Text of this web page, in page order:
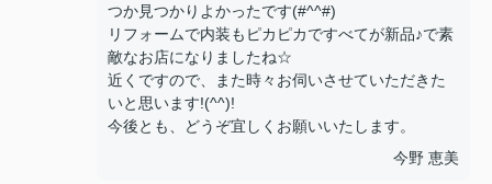
つか見つかりよかったです(#^^#)
リフォームで内装もピカピカですべてが新品♪で素
敵なお店になりましたね☆
近くですので、また時々お伺いさせていただきた
いと思います!(^^)!
今後とも、どうぞ宜しくお願いいたします。
今野 恵美